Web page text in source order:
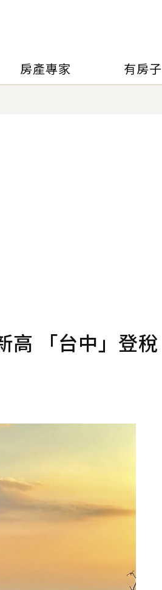
房產專家 有房子
高 「台中」登稅